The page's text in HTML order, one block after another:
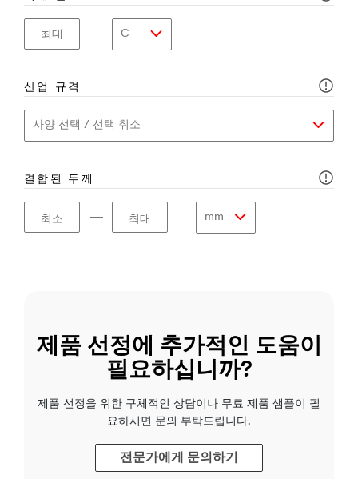
최대
산업 규격
결합된 두께
최소 ― 최대
제품 선정에 추가적인 도움이
필요하십니까?
제품 선정을 위한 구체적인 상담이나 무료 제품 샘플이 필
요하시면 문의 부탁드립니다.
전문가에게 문의하기